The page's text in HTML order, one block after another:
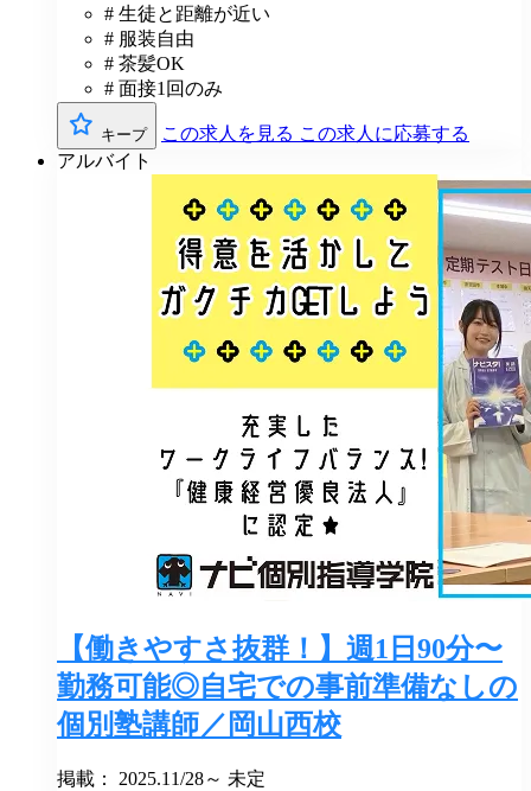
# 生徒と距離が近い
# 服装自由
# 茶髪OK
# 面接1回のみ
キープ この求人を見る この求人に応募する
アルバイト
【働きやすさ抜群！】週1日90分〜
勤務可能◎自宅での事前準備なしの
個別塾講師／岡山西校
掲載： 2025.11/28～ 未定